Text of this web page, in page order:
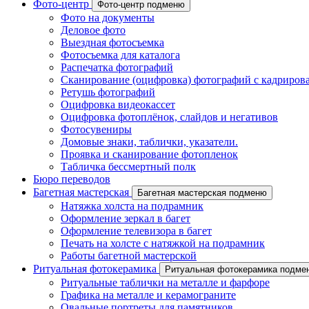
Фото-центр Фото-центр подменю
Фото на документы
Деловое фото
Выездная фотосъемка
Фотосъемка для каталога
Распечатка фотографий
Сканирование (оцифровка) фотографий с
Ретушь фотографий
Оцифровка видеокассет
Оцифровка фотоплёнок, слайдов и негативов
Фотосувениры
Домовые знаки, таблички, указатели.
Проявка и сканирование фотопленок
Табличка бессмертный полк
Бюро переводов
Багетная мастерская
Багетная мастерская подменю
Натяжка холста на подрамник
Оформление зеркал в багет
Оформление телевизора в багет
Печать на холсте с натяжкой на подрамник
Работы багетной мастерской
Ритуальная фотокерамика
Ритуальная фотокерамика
Ритуальные таблички на металле и фарфоре
Графика на металле и керамограните